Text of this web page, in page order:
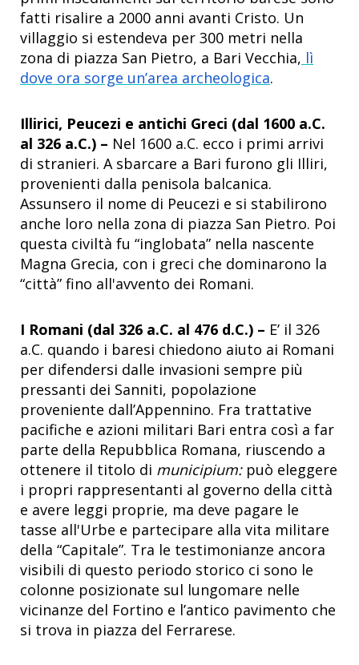
fatti risalire a 2000 anni avanti Cristo. Un
villaggio si estendeva per 300 metri nella
zona di piazza San Pietro, a Bari Vecchia, lì
dove ora sorge un’area archeologica.
Illirici, Peucezi e antichi Greci (dal 1600 a.C.
al 326 a.C.) – Nel 1600 a.C. ecco i primi arrivi
di stranieri. A sbarcare a Bari furono gli Illiri,
provenienti dalla penisola balcanica.
Assunsero il nome di Peucezi e si stabilirono
anche loro nella zona di piazza San Pietro. Poi
questa civiltà fu “inglobata” nella nascente
Magna Grecia, con i greci che dominarono la
“città” fino all'avvento dei Romani.
I Romani (dal 326 a.C. al 476 d.C.) – E’ il 326
a.C. quando i baresi chiedono aiuto ai Romani
per difendersi dalle invasioni sempre più
pressanti dei Sanniti, popolazione
proveniente dall’Appennino. Fra trattative
pacifiche e azioni militari Bari entra così a far
parte della Repubblica Romana, riuscendo a
ottenere il titolo di municipium:può eleggere
i propri rappresentanti al governo della città
e avere leggi proprie, ma deve pagare le
tasse all'Urbe e partecipare alla vita militare
della “Capitale”. Tra le testimonianze ancora
visibili di questo periodo storico ci sono le
colonne posizionate sul lungomare nelle
vicinanze del Fortino e l’antico pavimento che
si trova in piazza del Ferrarese.